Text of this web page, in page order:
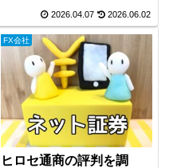
2026.04.07 2026.06.02
FX会社
ヒロセ通商の評判を調